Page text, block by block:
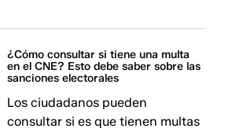
¿Cómo consultar si tiene una multa
en el CNE? Esto debe saber sobre las
sanciones electorales
Los ciudadanos pueden
consultar si es que tienen multas